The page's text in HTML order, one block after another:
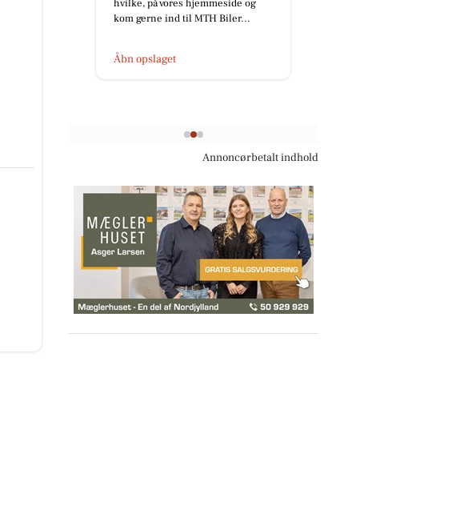
lille rygsæk gennem livet. En
rygsæk fyldt med oplevelser,
Åbn opslaget
Annoncørbetalt indhold